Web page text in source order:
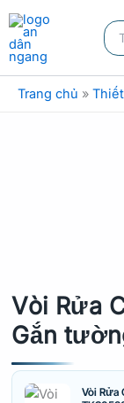
Nhảy
tới
nội
dung
Tìm
Trang chủ »
Vòi Rửa
Gắn
Vòi Rửa